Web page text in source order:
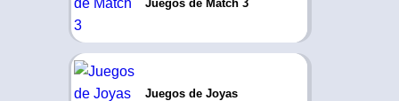
Juegos de Match 3
Juegos de Joyas